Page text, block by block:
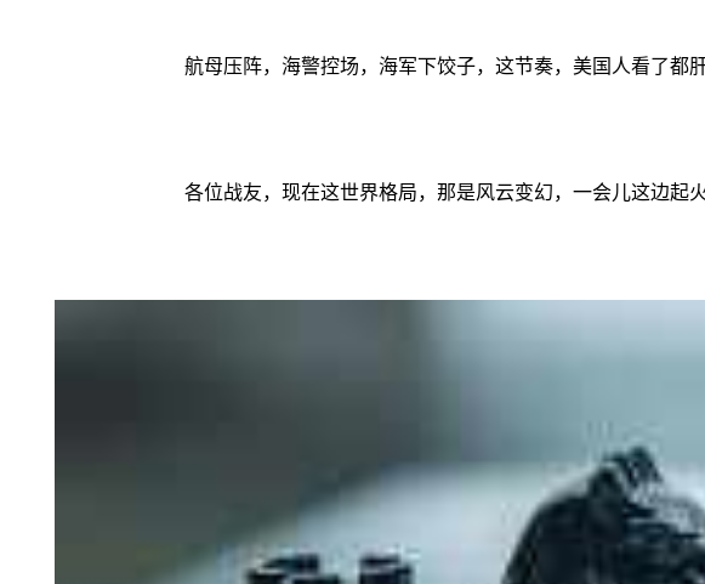
航母压阵，海警控场，海军下饺子，这节奏，美国人看了都肝
各位战友，现在这世界格局，那是风云变幻，一会儿这边起